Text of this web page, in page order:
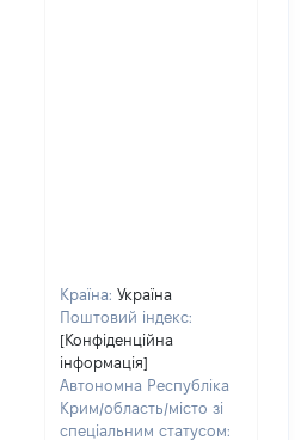
Країна: Україна
Поштовий індекс:
[Конфіденційна
інформація]
Автономна Республіка
Крим/область/місто зі
спеціальним статусом: